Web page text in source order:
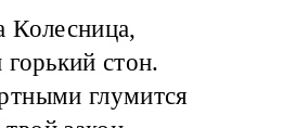
Колесница,
стон.
глумится